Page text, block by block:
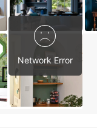
Network Error